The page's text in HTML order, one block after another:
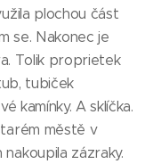
plochou část
se. Nakonec je
Tolik proprietek
tubiček
kamínky. A sklíčka.
městě v
zázraky.